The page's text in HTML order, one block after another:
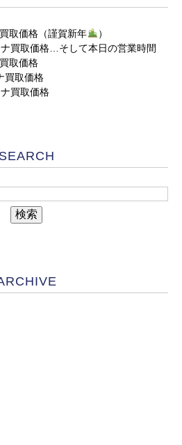
取価格（謹賀新年
）
買取価格…そして本日の営業時間
取価格
買取価格
買取価格
SEARCH